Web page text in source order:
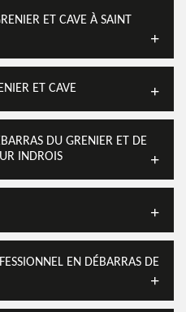
ET CAVE À SAINT
ET CAVE
DU GRENIER ET DE
INDROIS
EN DÉBARRAS DE